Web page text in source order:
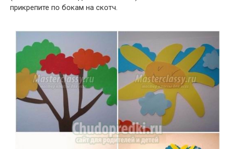
прикрепите по бокам на скотч.